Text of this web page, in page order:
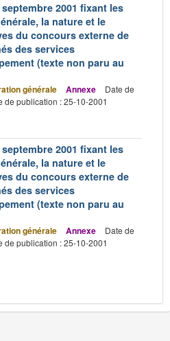
2001 fixant les
la nature et le
du concours externe de
des services
(texte non paru au
générale Annexe
Date de
de publication : 25-10-2001
2001 fixant les
la nature et le
du concours externe de
des services
(texte non paru au
générale Annexe
Date de
de publication : 25-10-2001